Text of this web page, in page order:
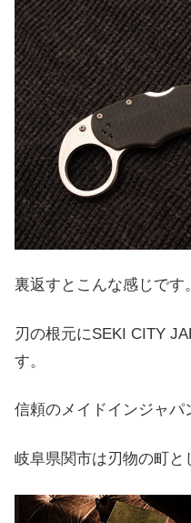
裏返すとこんな感じです。
刃の根元にSEKI CITY
す。
信頼のメイドインジャパ
岐阜県関市は刃物の町と